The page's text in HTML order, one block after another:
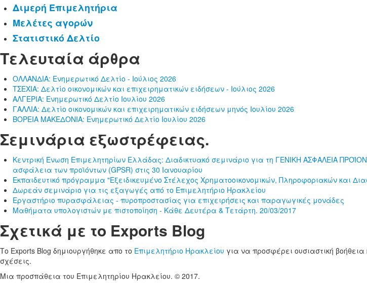
Διμερή Επιμελητήρια
Μελέτες αγορών
Στατιστικό Δελτίο
Τελευταία άρθρα
ΟΛΛΑΝΔΙΑ: Ενημερωτικό Δελτίο - Ιούλιος 2026
ΤΣΕΧΙΑ: Δελτίο οικονομικών και επιχειρηματικών ειδήσεων - Ιούλιος 2026
ΑΛΓΕΡΙΑ: Ενημερωτικό Δελτίο Ιουλίου 2026
ΓΑΛΛΙΑ: Δελτίο οικονομικών και επιχειρηματικών ειδήσεων μηνός Ιουλίου 2026
ΒΟΡΕΙΑ ΜΑΚΕΔΟΝΙΑ: Ενημερωτικό Δελτίο Ιουλίου 2026
Σεμινάρια εξωστρέφειας.
Κεντρική Ένωση Επιμελητηρίων Ελλάδας: Διαδικτυακό σεμινάριο για τη ΓΕΝΙΚΗ ΑΣΦΑΛΕΙΑ
ασφάλεια των προϊόντων (GPSR) στις 30 Ιανουαρίου
Εκπαιδευτικό πρόγραμμα "Εξειδικευμένο Στέλεχος Χρηματοοικονομικών, Πληροφοριακών και
Δωρεάν σεμινάριο για τις εξαγωγές από το Επιμελητήριο Ηρακλείου
Εργαστήριο πυρασφάλειας - πυροπροστασίας για επιχειρήσεις και παραγωγικές μονάδες
Μαθήματα υπολογιστών με πιστοποίηση - Κάθε Δευτέρα & Τετάρτη. 20/03/2017
Σχετικά με το Exports Blog
Το Exports Blog δημιουργήθηκε απο το Επιμελητήριο Ηρακλείου για να προσφέρει ουσιαστική
σχέσεις.
Μια προσπάθεια του Επιμελητηρίου Ηρακλείου. © 2017.